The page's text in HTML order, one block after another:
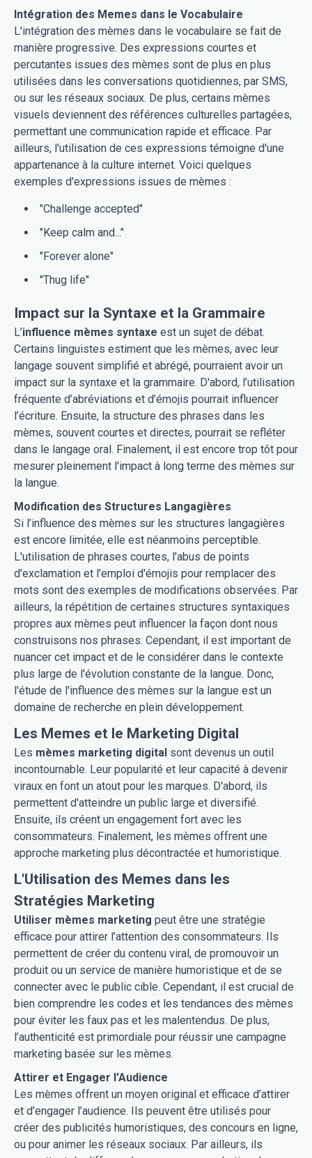
Intégration des Memes dans le Vocabulaire
L'intégration des mèmes dans le vocabulaire se fait de
manière progressive. Des expressions courtes et
percutantes issues des mèmes sont de plus en plus
utilisées dans les conversations quotidiennes, par SMS,
ou sur les réseaux sociaux. De plus, certains mèmes
visuels deviennent des références culturelles partagées,
permettant une communication rapide et efficace. Par
ailleurs, l'utilisation de ces expressions témoigne d'une
appartenance à la culture internet. Voici quelques
exemples d'expressions issues de mèmes :
"Challenge accepted"
"Keep calm and..."
"Forever alone"
"Thug life"
Impact sur la Syntaxe et la Grammaire
L’influence mèmes syntaxe est un sujet de débat.
Certains linguistes estiment que les mèmes, avec leur
langage souvent simplifié et abrégé, pourraient avoir un
impact sur la syntaxe et la grammaire. D'abord, l’utilisation
fréquente d’abréviations et d’émojis pourrait influencer
l’écriture. Ensuite, la structure des phrases dans les
mèmes, souvent courtes et directes, pourrait se refléter
dans le langage oral. Finalement, il est encore trop tôt pour
mesurer pleinement l'impact à long terme des mèmes sur
la langue.
Modification des Structures Langagières
Si l’influence des mèmes sur les structures langagières
est encore limitée, elle est néanmoins perceptible.
L'utilisation de phrases courtes, l'abus de points
d'exclamation et l'emploi d'émojis pour remplacer des
mots sont des exemples de modifications observées. Par
ailleurs, la répétition de certaines structures syntaxiques
propres aux mèmes peut influencer la façon dont nous
construisons nos phrases. Cependant, il est important de
nuancer cet impact et de le considérer dans le contexte
plus large de l'évolution constante de la langue. Donc,
l'étude de l'influence des mèmes sur la langue est un
domaine de recherche en plein développement.
Les Memes et le Marketing Digital
Les mèmes marketing digital sont devenus un outil
incontournable. Leur popularité et leur capacité à devenir
viraux en font un atout pour les marques. D'abord, ils
permettent d'atteindre un public large et diversifié.
Ensuite, ils créent un engagement fort avec les
consommateurs. Finalement, les mèmes offrent une
approche marketing plus décontractée et humoristique.
L'Utilisation des Memes dans les
Stratégies Marketing
Utiliser mèmes marketing peut être une stratégie
efficace pour attirer l’attention des consommateurs. Ils
permettent de créer du contenu viral, de promouvoir un
produit ou un service de manière humoristique et de se
connecter avec le public cible. Cependant, il est crucial de
bien comprendre les codes et les tendances des mèmes
pour éviter les faux pas et les malentendus. De plus,
l’authenticité est primordiale pour réussir une campagne
marketing basée sur les mèmes.
Attirer et Engager l'Audience
Les mèmes offrent un moyen original et efficace d’attirer
et d’engager l’audience. Ils peuvent être utilisés pour
créer des publicités humoristiques, des concours en ligne,
ou pour animer les réseaux sociaux. Par ailleurs, ils